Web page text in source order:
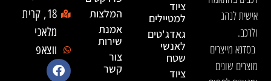
אישית לנהג
ולרכב.
בסדנא מייצרים
מוצרים שונים
ציוד
למטיילים
גאדג'טים
לאנשי
שטח
ציוד
המלצות
אמנת
שירות
צור
קשר
18, קרית
מלאכי
ווצאפ